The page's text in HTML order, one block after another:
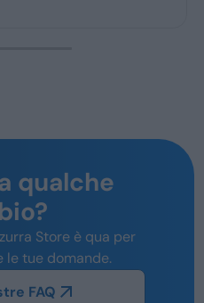
qualche
Store è qua per
le tue domande.
FAQ